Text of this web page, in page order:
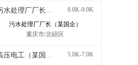
污水处理厂厂长（某国企） 8.0K-9.0K
污水处理厂厂长（某国企）
重庆市/北碚区
高压电工（某国企） 5.0K-7.0K